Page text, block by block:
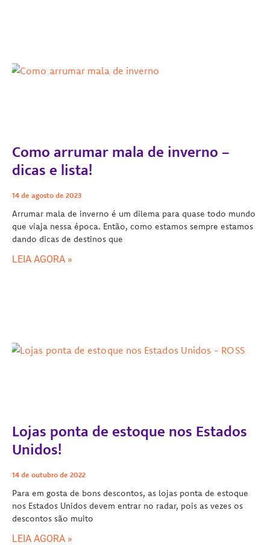
Como arrumar mala de inverno –
dicas e lista!
14 de agosto de 2023
Arrumar mala de inverno é um dilema para quase todo mundo
que viaja nessa época. Então, como estamos sempre estamos
dando dicas de destinos que
LEIA AGORA »
Lojas ponta de estoque nos Estados
Unidos!
14 de outubro de 2022
Para em gosta de bons descontos, as lojas ponta de estoque
nos Estados Unidos devem entrar no radar, pois as vezes os
descontos são muito
LEIA AGORA »